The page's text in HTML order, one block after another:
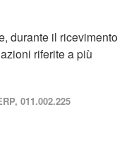
durante il ricevimento
riferite a più
011.002.225